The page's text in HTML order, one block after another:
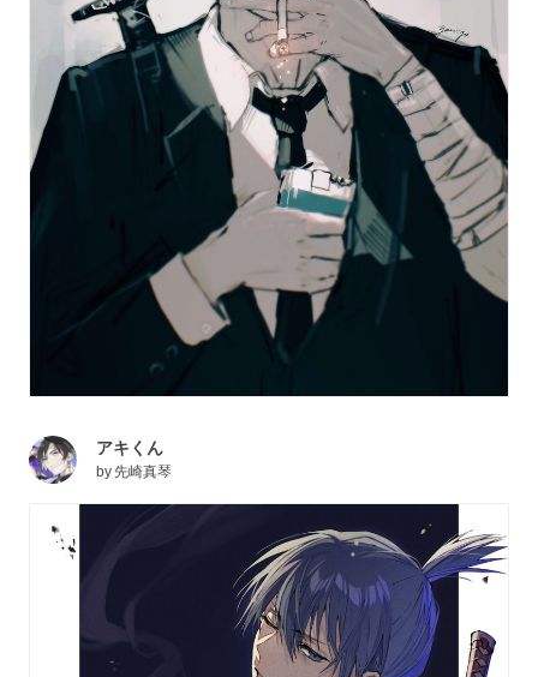
アキくん
by 先崎真琴